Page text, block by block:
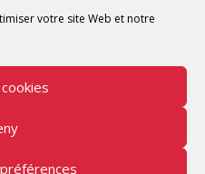
votre site Web et notre
Fablabs Tous droits